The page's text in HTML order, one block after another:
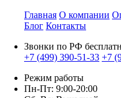
Главная О компании
Блог Контакты
Звонки по РФ
+7 (499) 390-51-33 +7
Режим работы
Пн-Пт: 9:00-20:00